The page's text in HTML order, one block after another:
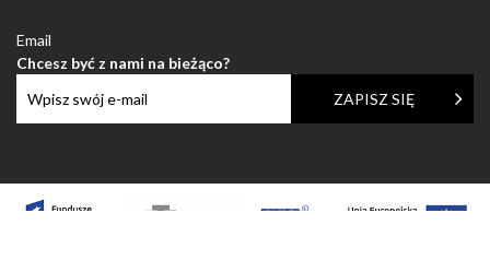
Email
Chcesz być z nami na bieżąco?